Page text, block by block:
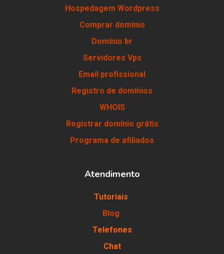
Hospedagem Wordpress
Comprar domínio
Domínio br
Servidores Vps
Email profissional
Registro de domínios
WHOIS
Registrar domínio grátis
Programa de afiliados
Atendimento
Tutoriais
Blog
Telefones
Chat